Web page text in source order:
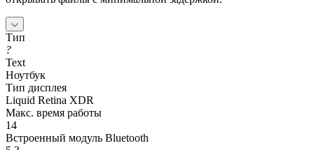
Тип
?
Text
Ноутбук
Тип дисплея
Liquid Retina XDR
Макс. время работы
14
Встроенный модуль Bluetooth